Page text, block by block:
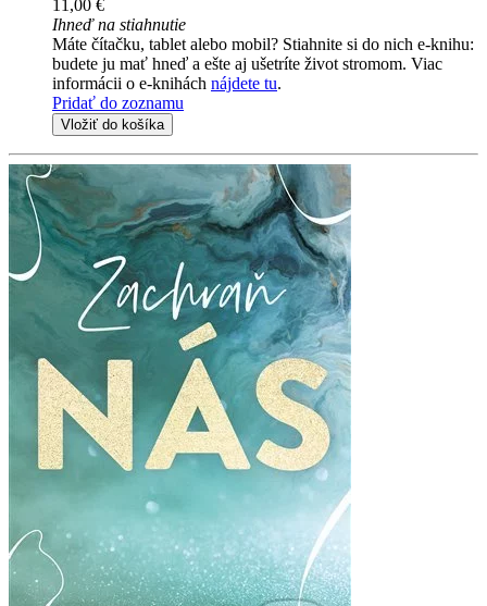
11,00 €
Ihneď na stiahnutie
Máte čítačku, tablet alebo mobil? Stiahnite si do nich e-knihu:
budete ju mať hneď a ešte aj ušetríte život stromom. Viac
informácii o e-knihách nájdete tu.
Pridať do zoznamu
Vložiť do košíka